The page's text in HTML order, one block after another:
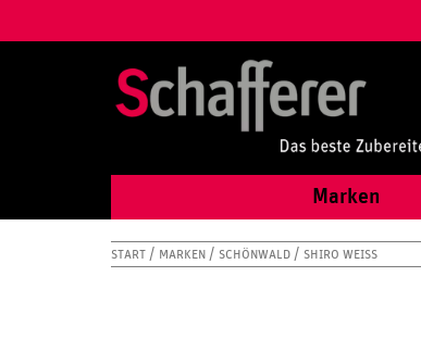
Marken
START MARKEN SCHÖNWALD SHIRO WEISS